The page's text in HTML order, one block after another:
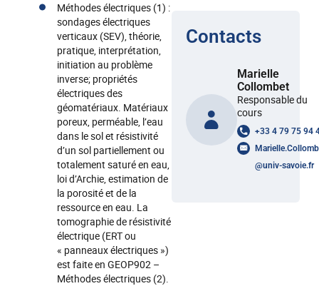
Méthodes électriques (1) :
sondages électriques
verticaux (SEV), théorie,
pratique, interprétation,
initiation au problème
inverse; propriétés
électriques des
géomatériaux. Matériaux
poreux, perméable, l’eau
dans le sol et résistivité
d’un sol partiellement ou
totalement saturé en eau,
loi d’Archie, estimation de
la porosité et de la
ressource en eau. La
tomographie de résistivité
électrique (ERT ou
« panneaux électriques »)
est faite en GEOP902 –
Méthodes électriques (2).
Contacts
Marielle
Collombet
Responsable du
cours
+33 4 79 75 94
@univ-savoie.fr